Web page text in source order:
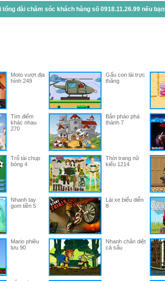
đài chăm sóc khách hàng số 0918.11.26.99 nếu
Moto vượt địa
hình 249
Gấu con lái trực
thăng
Tìm điểm
khác nhau
270
Bắn pháo phá
thành 7
Trổ tài chụp
bóng 4
Thời trang nữ
kiểu 1214
Nhanh tay
gom tiền 5
Lái xe biểu diễn
8
Mario phiêu
lưu 90
Nhanh chân diệt
cá sấu